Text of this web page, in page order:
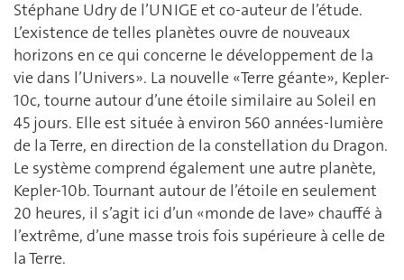
Stéphane Udry de l’UNIGE et co-auteur de l’étude.
L’existence de telles planètes ouvre de nouveaux
horizons en ce qui concerne le développement de la
vie dans l’Univers». La nouvelle «Terre géante», Kepler-
10c, tourne autour d’une étoile similaire au Soleil en
45 jours. Elle est située à environ 560 années-lumière
de la Terre, en direction de la constellation du Dragon.
Le système comprend également une autre planète,
Kepler-10b. Tournant autour de l’étoile en seulement
20 heures, il s’agit ici d’un «monde de lave» chauffé à
l’extrême, d’une masse trois fois supérieure à celle de
la Terre.